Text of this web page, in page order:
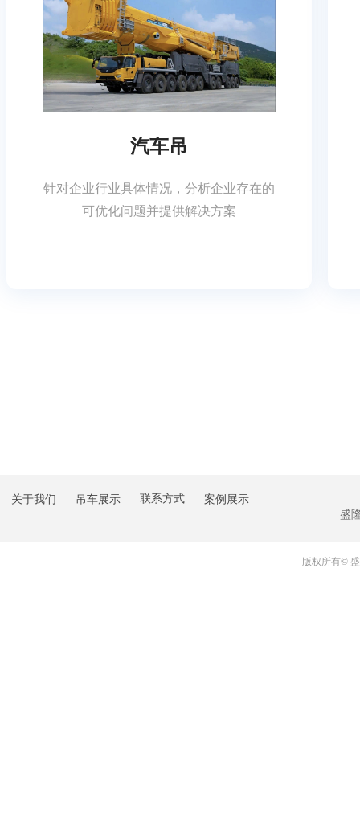
汽车吊
针对企业行业具体情况，分析企业存在的
可优化问题并提供解决方案
关于我们 吊车展示
联系方式
盛
案例展示
版权所有©